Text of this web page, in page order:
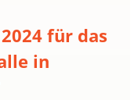
für das
in